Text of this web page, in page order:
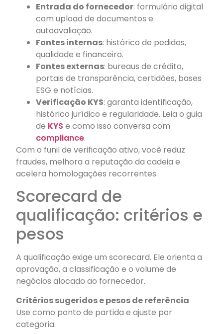
Entrada do fornecedor: formulário digital
com upload de documentos e
autoavaliação.
Fontes internas: histórico de pedidos,
qualidade e financeiro.
Fontes externas: bureaus de crédito,
portais de transparência, certidões, bases
ESG e notícias.
Verificação KYS: garanta identificação,
histórico jurídico e regularidade. Leia o guia
de KYS e como isso conversa com
compliance.
Com o funil de verificação ativo, você reduz
fraudes, melhora a reputação da cadeia e
acelera homologações recorrentes.
Scorecard de
qualificação: critérios e
pesos
A qualificação exige um scorecard. Ele orienta a
aprovação, a classificação e o volume de
negócios alocado ao fornecedor.
Critérios sugeridos e pesos de referência
Use como ponto de partida e ajuste por
categoria.